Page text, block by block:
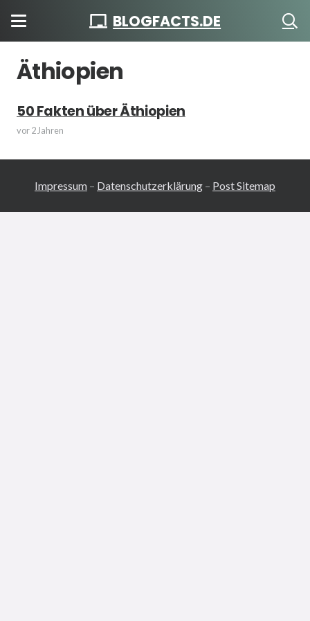
BLOGFACTS.DE
Äthiopien
50 Fakten über Äthiopien
vor 2 Jahren
Impressum – Datenschutzerklärung – Post Sitemap